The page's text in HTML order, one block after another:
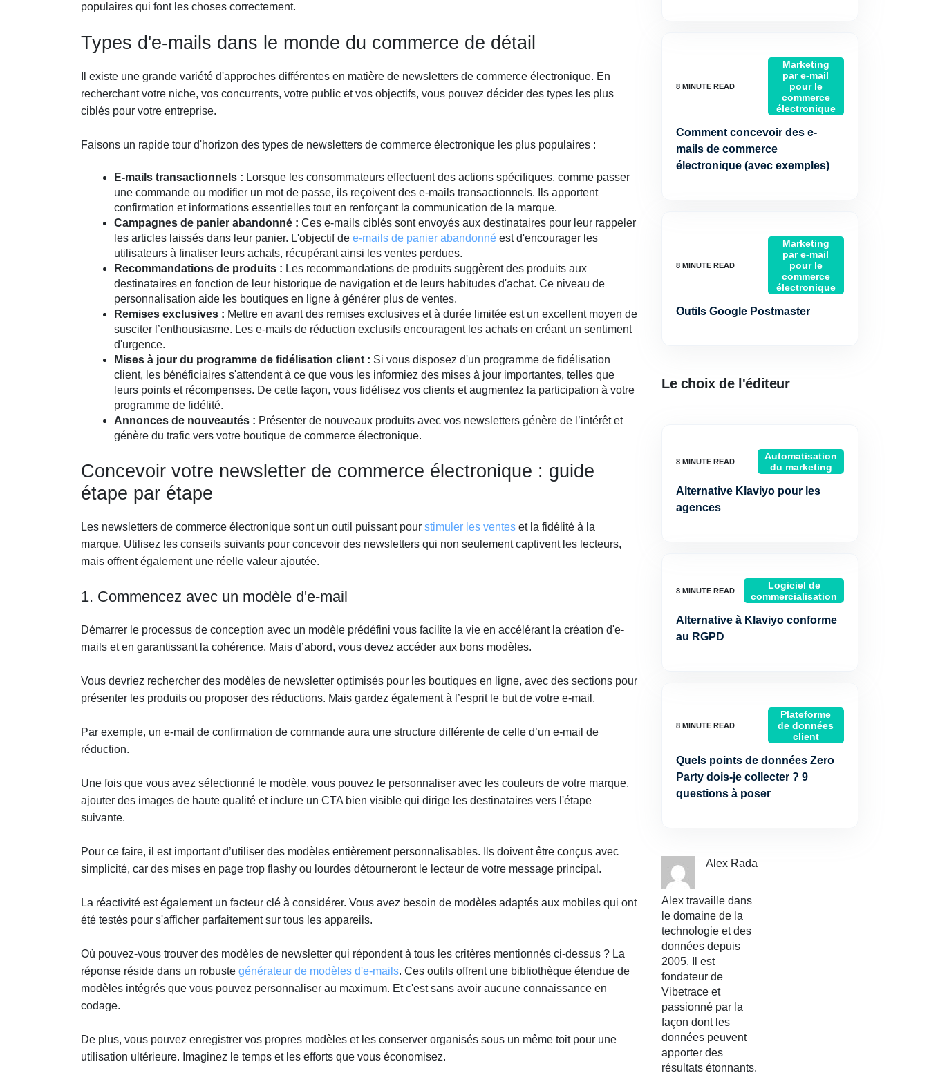
populaires qui font les choses correctement.
Types d'e-mails dans le monde du commerce de détail
Il existe une grande variété d'approches différentes en matière de newsletters de commerce électronique. En
recherchant votre niche, vos concurrents, votre public et vos objectifs, vous pouvez décider des types les plus
ciblés pour votre entreprise.
Faisons un rapide tour d'horizon des types de newsletters de commerce électronique les plus populaires :
E-mails transactionnels : Lorsque les consommateurs effectuent des actions spécifiques, comme passer
une commande ou modifier un mot de passe, ils reçoivent des e-mails transactionnels. Ils apportent
confirmation et informations essentielles tout en renforçant la communication de la marque.
Campagnes de panier abandonné : Ces e-mails ciblés sont envoyés aux destinataires pour leur rappeler
les articles laissés dans leur panier. L'objectif de e-mails de panier abandonné est d'encourager les
utilisateurs à finaliser leurs achats, récupérant ainsi les ventes perdues.
Recommandations de produits : Les recommandations de produits suggèrent des produits aux
destinataires en fonction de leur historique de navigation et de leurs habitudes d'achat. Ce niveau de
personnalisation aide les boutiques en ligne à générer plus de ventes.
Remises exclusives : Mettre en avant des remises exclusives et à durée limitée est un excellent moyen de
susciter l’enthousiasme. Les e-mails de réduction exclusifs encouragent les achats en créant un sentiment
d'urgence.
Mises à jour du programme de fidélisation client : Si vous disposez d'un programme de fidélisation
client, les bénéficiaires s'attendent à ce que vous les informiez des mises à jour importantes, telles que
leurs points et récompenses. De cette façon, vous fidélisez vos clients et augmentez la participation à votre
programme de fidélité.
Annonces de nouveautés : Présenter de nouveaux produits avec vos newsletters génère de l’intérêt et
génère du trafic vers votre boutique de commerce électronique.
Concevoir votre newsletter de commerce électronique : guide
étape par étape
Les newsletters de commerce électronique sont un outil puissant pour stimuler les ventes et la fidélité à la
marque. Utilisez les conseils suivants pour concevoir des newsletters qui non seulement captivent les lecteurs,
mais offrent également une réelle valeur ajoutée.
1. Commencez avec un modèle d'e-mail
Démarrer le processus de conception avec un modèle prédéfini vous facilite la vie en accélérant la création d'e-
mails et en garantissant la cohérence. Mais d’abord, vous devez accéder aux bons modèles.
Vous devriez rechercher des modèles de newsletter optimisés pour les boutiques en ligne, avec des sections pour
présenter les produits ou proposer des réductions. Mais gardez également à l’esprit le but de votre e-mail.
Par exemple, un e-mail de confirmation de commande aura une structure différente de celle d’un e-mail de
réduction.
Une fois que vous avez sélectionné le modèle, vous pouvez le personnaliser avec les couleurs de votre marque,
ajouter des images de haute qualité et inclure un CTA bien visible qui dirige les destinataires vers l'étape
suivante.
Pour ce faire, il est important d’utiliser des modèles entièrement personnalisables. Ils doivent être conçus avec
simplicité, car des mises en page trop flashy ou lourdes détourneront le lecteur de votre message principal.
La réactivité est également un facteur clé à considérer. Vous avez besoin de modèles adaptés aux mobiles qui ont
été testés pour s'afficher parfaitement sur tous les appareils.
Où pouvez-vous trouver des modèles de newsletter qui répondent à tous les critères mentionnés ci-dessus ? La
réponse réside dans un robuste générateur de modèles d'e-mails. Ces outils offrent une bibliothèque étendue de
modèles intégrés que vous pouvez personnaliser au maximum. Et c'est sans avoir aucune connaissance en
codage.
De plus, vous pouvez enregistrer vos propres modèles et les conserver organisés sous un même toit pour une
utilisation ultérieure. Imaginez le temps et les efforts que vous économisez.
Marketing
par e-mail
pour le
commerce
électronique
Comment concevoir des e-
mails de commerce
électronique (avec exemples)
Marketing
par e-mail
pour le
commerce
électronique
Outils Google Postmaster
Le choix de l'éditeur
Automatisation
du marketing
Alternative Klaviyo pour les
agences
Logiciel de
commercialisation
Alternative à Klaviyo conforme
au RGPD
Plateforme
de données
client
Quels points de données Zero
Party dois-je collecter ? 9
questions à poser
Alex Rada
Alex travaille dans
le domaine de la
technologie et des
données depuis
2005. Il est
fondateur de
Vibetrace et
passionné par la
façon dont les
données peuvent
apporter des
résultats étonnants.